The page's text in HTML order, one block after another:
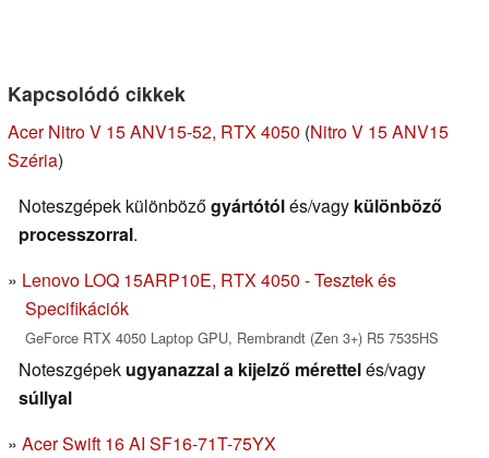
Kapcsolódó cikkek
Acer Nitro V 15 ANV15-52, RTX 4050 (Nitro V 15 ANV15
Széria)
Noteszgépek különbözőgyártótólés/vagy különböző
processzorral.
Lenovo LOQ 15ARP10E, RTX 4050 - Tesztek és
Specifikációk
GeForce RTX 4050 Laptop GPU, Rembrandt (Zen 3+) R5 7535HS
Noteszgépek ugyanazzal a kijelző mérettelés/vagy
súllyal
Acer Swift 16 AI SF16-71T-75YX